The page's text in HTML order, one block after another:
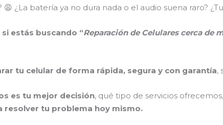
😩 ¿La batería ya no dura nada o el audio suena raro?
si estás buscando “Reparación de Celulares cerca de
tu celular de forma rápida, segura y con garantía,
es tu mejor decisión, qué tipo de servicios
resolver tu problema hoy mismo.